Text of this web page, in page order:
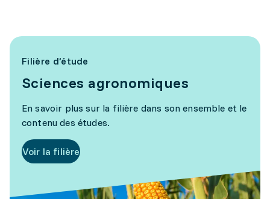
Filière d’étude
Sciences agronomiques
En savoir plus sur la filière dans son ensemble et le
contenu des études.
Voir la filière